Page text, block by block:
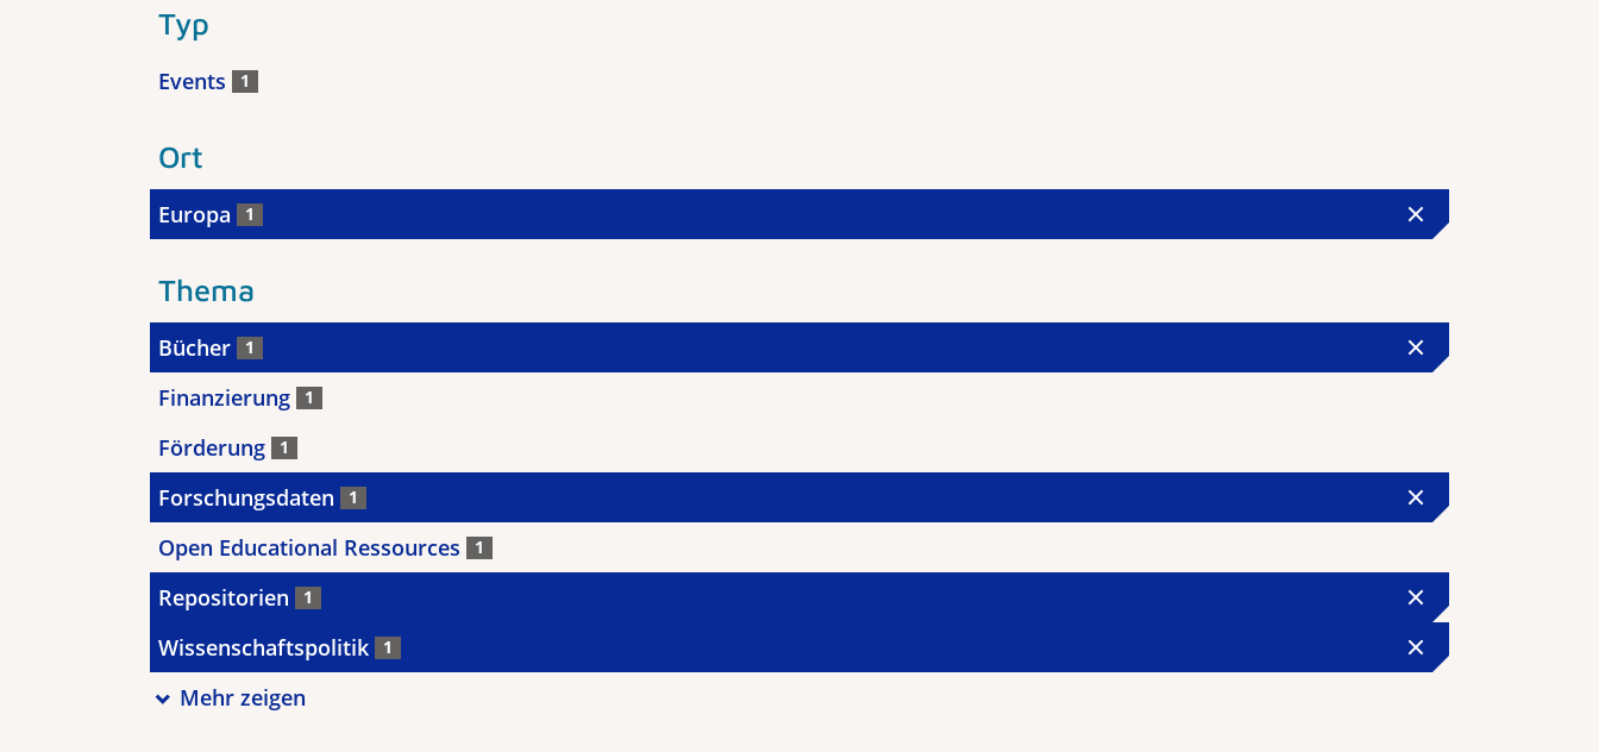
Typ
Events 1
Ort
Europa 1
Thema
Bücher 1
Finanzierung 1
Förderung 1
Forschungsdaten 1
Open Educational Ressources 1
Repositorien 1
Wissenschaftspolitik 1
Mehr zeigen